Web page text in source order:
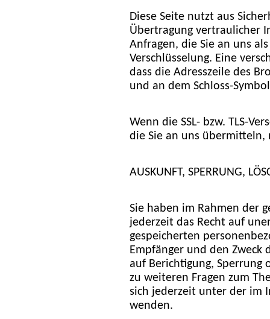
Diese Seite nutzt aus
Übertragung vertraulicher
Anfragen, die Sie an uns
Verschlüsselung. Eine
dass die Adresszeile des
und an dem Schloss-
Wenn die SSL- bzw. TLS-
die Sie an uns
AUSKUNFT, SPERRUNG,
Sie haben im Rahmen der
jederzeit das Recht auf
gespeicherten
Empfänger und den Zweck
auf Berichtigung, Sperrung
zu weiteren Fragen zum
sich jederzeit unter der im
wenden.